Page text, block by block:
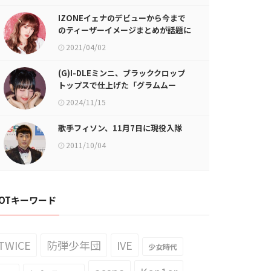
IZONEイェナのデビューから今まで
のティーザーイメージまとめが話題に
2021/04/02
(G)I-DLEミンニ、ブラッククロップ
トップスで仕上げた「グラムムー
ド」2024/11/15
歌手フィソン、11月7日に現役入隊
2011/10/04
キーワード
防弾少年団 IVE 少女時代